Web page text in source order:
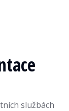
službách